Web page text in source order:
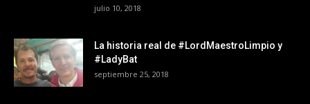
julio 10, 2018
La historia real de #LordMaestroLimpio y
#LadyBat
septiembre 25, 2018